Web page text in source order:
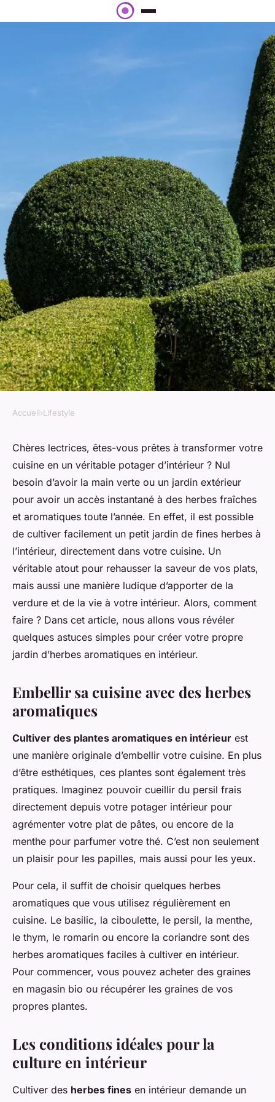
LIFESTYLE
Comment créer un petit jardin
de fines herbes en intérieur
pour la cuisine ?
Théo•24 janvier 2024• 3 min de lecture
Accueil›Lifestyle
Chères lectrices, êtes-vous prêtes à transformer votre
cuisine en un véritable potager d’intérieur ? Nul
besoin d’avoir la main verte ou un jardin extérieur
pour avoir un accès instantané à des herbes fraîches
et aromatiques toute l’année. En effet, il est possible
de cultiver facilement un petit jardin de fines herbes à
l’intérieur, directement dans votre cuisine. Un
véritable atout pour rehausser la saveur de vos plats,
mais aussi une manière ludique d’apporter de la
verdure et de la vie à votre intérieur. Alors, comment
faire ? Dans cet article, nous allons vous révéler
quelques astuces simples pour créer votre propre
jardin d’herbes aromatiques en intérieur.
Embellir sa cuisine avec des herbes
aromatiques
Cultiver des plantes aromatiques en intérieur est
une manière originale d’embellir votre cuisine. En plus
d’être esthétiques, ces plantes sont également très
pratiques. Imaginez pouvoir cueillir du persil frais
directement depuis votre potager intérieur pour
agrémenter votre plat de pâtes, ou encore de la
menthe pour parfumer votre thé. C’est non seulement
un plaisir pour les papilles, mais aussi pour les yeux.
Pour cela, il suffit de choisir quelques herbes
aromatiques que vous utilisez régulièrement en
cuisine. Le basilic, la ciboulette, le persil, la menthe,
le thym, le romarin ou encore la coriandre sont des
herbes aromatiques faciles à cultiver en intérieur.
Pour commencer, vous pouvez acheter des graines
en magasin bio ou récupérer les graines de vos
propres plantes.
Les conditions idéales pour la
culture en intérieur
Cultiver des herbes fines en intérieur demande un